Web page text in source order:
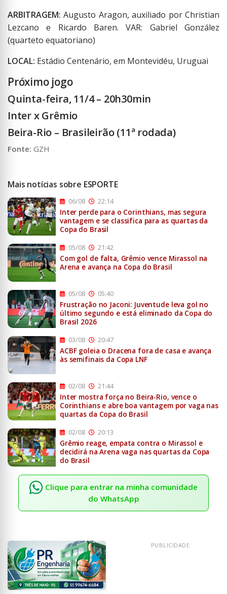
ARBITRAGEM: Augusto Aragon, auxiliado por Christian
Lezcano e Ricardo Baren. VAR: Gabriel González
(quarteto equatoriano)
LOCAL: Estádio Centenário, em Montevidéu, Uruguai
Próximo jogo
Quinta-feira, 11/4 – 20h30min
Inter x Grêmio
Beira-Rio – Brasileirão (11ª rodada)
Fonte: GZH
Mais notícias sobre ESPORTE
06/08 22:14
Inter perde para o Corinthians, mas segura
vantagem e se classifica para as quartas da
Copa do Brasil
05/08 21:42
Com gol de falta, Grêmio vence Mirassol na
Arena e avança na Copa do Brasil
05/08 05:40
Frustração no Jaconi: Juventude leva gol no
último segundo e está eliminado da Copa do
Brasil 2026
03/08 20:47
ACBF goleia o Dracena fora de casa e avança
às semifinais da Copa LNF
02/08 21:44
Inter mostra força no Beira-Rio, vence o
Corinthians e abre boa vantagem por vaga nas
quartas da Copa do Brasil
02/08 20:13
Grêmio reage, empata contra o Mirassol e
decidirá na Arena vaga nas quartas da Copa
do Brasil
Clique para entrar na minha comunidade
do WhatsApp